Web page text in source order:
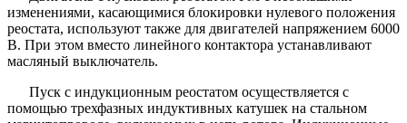
изменениями, касающимися блокировки нулевого положения
реостата, используют также для двигателей напряжением 6000
В. При этом вместо линейного контактора устанавливают
масляный выключатель.
Пуск с индукционным реостатом осуществляется с
помощью трехфазных индуктивных катушек на стальном